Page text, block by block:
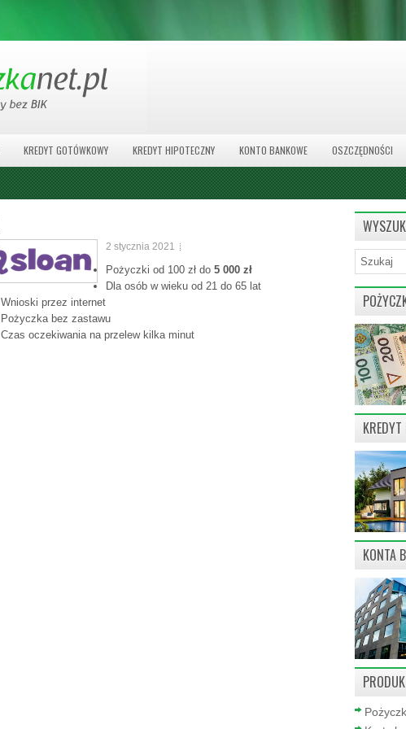
KREDYT GOTÓWKOWY KREDYT HIPOTECZNY KONTO BANKOWE OSZCZĘDNOŚCI
2 stycznia 2021
Pożyczki od 100 zł do 5 000 zł
Dla osób w wieku od 21 do 65 lat
Wnioski przez internet
Pożyczka bez zastawu
Czas oczekiwania na przelew kilka minut
KONTA